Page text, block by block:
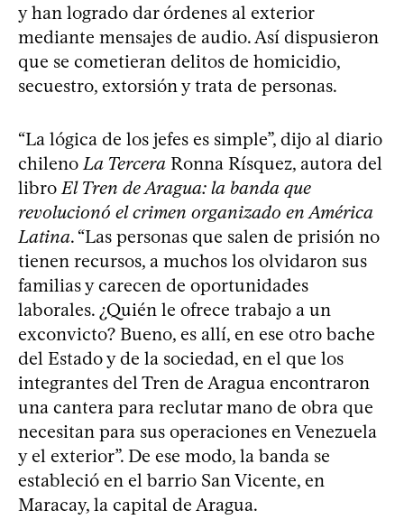
y han logrado dar órdenes al exterior
mediante mensajes de audio. Así dispusieron
que se cometieran delitos de homicidio,
secuestro, extorsión y trata de personas.
“La lógica de los jefes es simple”, dijo al diario
chileno La Tercera Ronna Rísquez, autora del
libro El Tren de Aragua: la banda que
revolucionó el crimen organizado en América
Latina. “Las personas que salen de prisión no
tienen recursos, a muchos los olvidaron sus
familias y carecen de oportunidades
laborales. ¿Quién le ofrece trabajo a un
exconvicto? Bueno, es allí, en ese otro bache
del Estado y de la sociedad, en el que los
integrantes del Tren de Aragua encontraron
una cantera para reclutar mano de obra que
necesitan para sus operaciones en Venezuela
y el exterior”. De ese modo, la banda se
estableció en el barrio San Vicente, en
Maracay, la capital de Aragua.